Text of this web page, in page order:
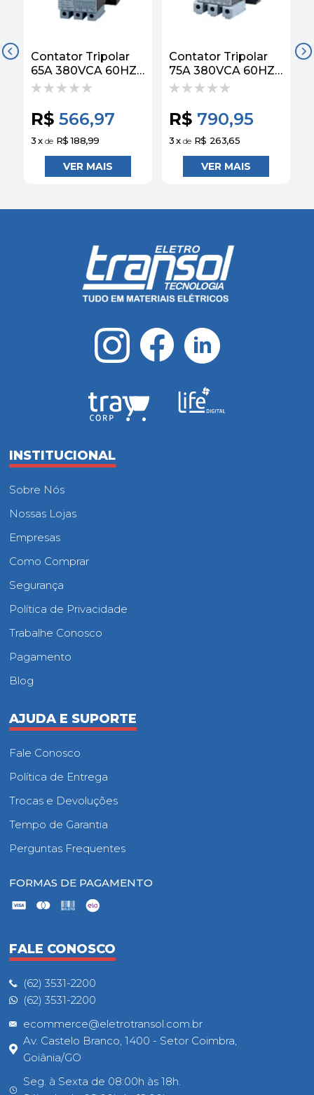
Contator Tripolar
65A 380VCA 60HZ
2NA+2NF
Siemens
R$ 566,97
3x de R$ 188,99
Contator Tripolar
75A 380VCA 60HZ
2NA+2NF
Siemens
R$ 790,95
3x de R$ 263,65
INSTITUCIONAL
Sobre Nós
Nossas Lojas
Empresas
Como Comprar
Segurança
Política de Privacidade
Trabalhe Conosco
Pagamento
Blog
AJUDA E SUPORTE
Fale Conosco
Política de Entrega
Trocas e Devoluções
Tempo de Garantia
Perguntas Frequentes
FORMAS DE PAGAMENTO
FALE CONOSCO
(62) 3531-2200
(62) 3531-2200
ecommerce@eletrotransol.com.br
Av. Castelo Branco, 1400 - Setor Coimbra,
Goiânia/GO
Seg. à Sexta de 08:00h às 18h.